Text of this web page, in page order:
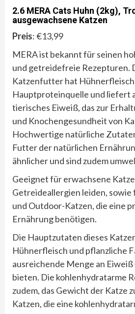
2.6 MERA Cats Huhn (2kg),
ausgewachsene Katzen
Preis: €13,99
MERA ist bekannt für seinen
und getreidefreie Rezepturen.
Katzenfutter hat Hühnerfleisch
Hauptproteinquelle und liefert
tierisches Eiweiß, das zur
und Knochengesundheit von
Hochwertige natürliche
Futter der natürlichen
ähnlicher und sind zudem
Geeignet für erwachsene
Getreideallergien leiden,
und Outdoor-Katzen, die eine
Ernährung benötigen.
Die Hauptzutaten dieses
Hühnerfleisch und pflanzliche
ausreichende Menge an
bieten. Die kohlenhydratarme
zudem, das Gewicht der Katze
Katzen, die eine